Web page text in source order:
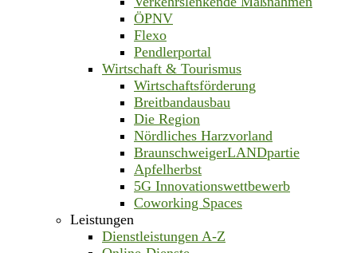
ÖPNV
Flexo
Pendlerportal
Wirtschaft & Tourismus
Wirtschaftsförderung
Breitbandausbau
Die Region
Nördliches Harzvorland
BraunschweigerLANDpartie
Apfelherbst
5G Innovationswettbewerb
Coworking Spaces
Leistungen
Dienstleistungen A-Z